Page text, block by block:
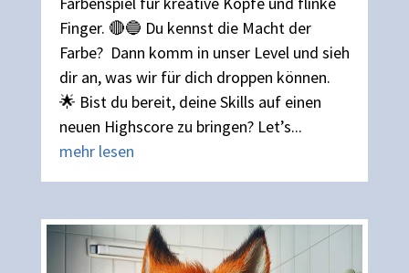
Finger. 🔴🔵 Du kennst die Macht der
Farbe? Dann komm in unser Level und sieh
dir an, was wir für dich droppen können.
🌟 Bist du bereit, deine Skills auf einen
neuen Highscore zu bringen? Let’s...
mehr lesen